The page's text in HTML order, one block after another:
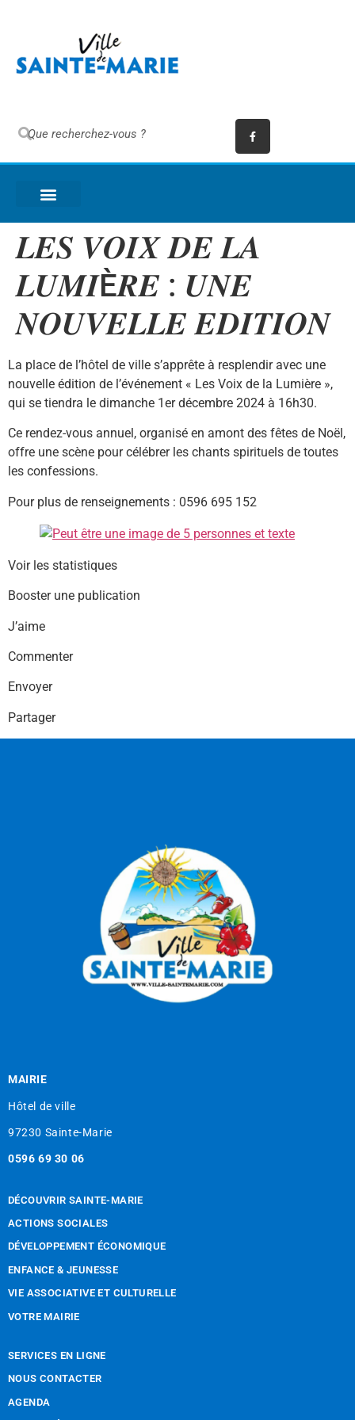
𝑳𝑬𝑺 𝑽𝑶𝑰𝑿 𝑫𝑬 𝑳𝑨
𝑳𝑼𝑴𝑰È𝑹𝑬 : 𝑼𝑵𝑬
𝑵𝑶𝑼𝑽𝑬𝑳𝑳𝑬 𝑬𝑫𝑰𝑻𝑰𝑶𝑵
La place de l’hôtel de ville s’apprête à resplendir avec une
nouvelle édition de l’événement « Les Voix de la Lumière »,
qui se tiendra le dimanche 1er décembre 2024 à 16h30.
Ce rendez-vous annuel, organisé en amont des fêtes de Noël,
offre une scène pour célébrer les chants spirituels de toutes
les confessions.
Pour plus de renseignements : 0596 695 152
Voir les statistiques
Booster une publication
J’aime
Commenter
Envoyer
Partager
MAIRIE
Hôtel de ville
97230 Sainte-Marie
0596 69 30 06
DÉCOUVRIR SAINTE-MARIE
ACTIONS SOCIALES
DÉVELOPPEMENT ÉCONOMIQUE
ENFANCE & JEUNESSE
VIE ASSOCIATIVE ET CULTURELLE
VOTRE MAIRIE
SERVICES EN LIGNE
NOUS CONTACTER
AGENDA